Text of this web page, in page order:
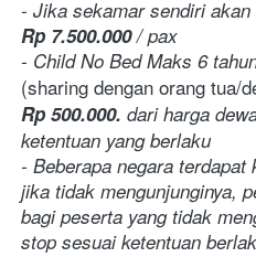
Rp 7.500.000 / pax
- Child No Bed Maks 6
(sharing dengan orang tua/
Rp 500.000. dari harga
ketentuan yang berlaku
- Beberapa negara terdapat
jika tidak mengunjunginya,
bagi peserta yang tidak
stop sesuai ketentuan